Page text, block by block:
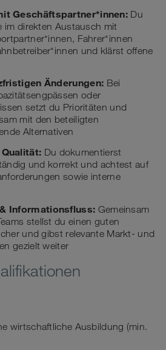
Geschäftspartner*innen: Du
im direkten Austausch mit
Fahrer*innen
und klärst offene
Änderungen: Bei
oder
setzt du Prioritäten und
mit den beteiligten
Alternativen
Du dokumentierst
und korrekt und achtest auf
sowie interne
Informationsfluss: Gemeinsam
stellst du einen guten
und gibst relevante Markt- und
gezielt weiter
wirtschaftliche Ausbildung (min.